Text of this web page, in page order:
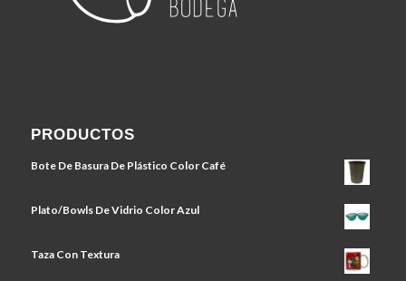
PRODUCTOS
Bote De Basura De Plástico Color Café
Plato/Bowls De Vidrio Color Azul
Taza Con Textura